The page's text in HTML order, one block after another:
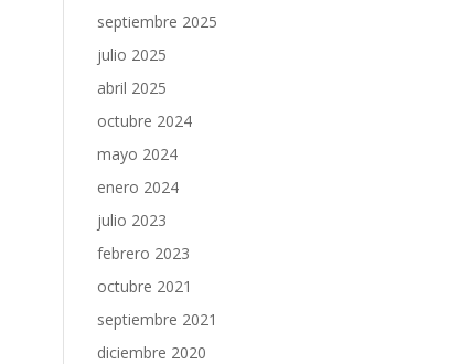
septiembre 2025
julio 2025
abril 2025
octubre 2024
mayo 2024
enero 2024
julio 2023
febrero 2023
octubre 2021
septiembre 2021
diciembre 2020